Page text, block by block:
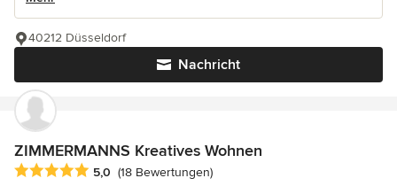
Nachricht
40212 Düsseldorf
ZIMMERMANNS Kreatives Wohnen
Durchschnittliche Bewertung: 5 von 5 Sternen
5,0 (18 Bewertungen)